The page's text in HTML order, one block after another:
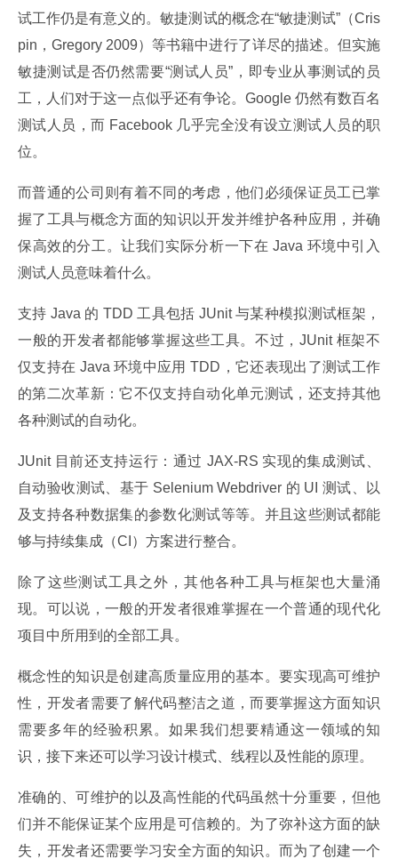
试工作仍是有意义的。敏捷测试的概念在“敏捷测试”（Cris
pin，Gregory 2009）等书籍中进行了详尽的描述。但实施
敏捷测试是否仍然需要“测试人员”，即专业从事测试的员
工，人们对于这一点似乎还有争论。Google 仍然有数百名
测试人员，而 Facebook 几乎完全没有设立测试人员的职
位。
而普通的公司则有着不同的考虑，他们必须保证员工已掌
握了工具与概念方面的知识以开发并维护各种应用，并确
保高效的分工。让我们实际分析一下在 Java 环境中引入
测试人员意味着什么。
支持 Java 的 TDD 工具包括 JUnit 与某种模拟测试框架，
一般的开发者都能够掌握这些工具。不过，JUnit 框架不
仅支持在 Java 环境中应用 TDD，它还表现出了测试工作
的第二次革新：它不仅支持自动化单元测试，还支持其他
各种测试的自动化。
JUnit 目前还支持运行：通过 JAX-RS 实现的集成测试、
自动验收测试、基于 Selenium Webdriver 的 UI 测试、以
及支持各种数据集的参数化测试等等。并且这些测试都能
够与持续集成（CI）方案进行整合。
除了这些测试工具之外，其他各种工具与框架也大量涌
现。可以说，一般的开发者很难掌握在一个普通的现代化
项目中所用到的全部工具。
概念性的知识是创建高质量应用的基本。要实现高可维护
性，开发者需要了解代码整洁之道，而要掌握这方面知识
需要多年的经验积累。如果我们想要精通这一领域的知
识，接下来还可以学习设计模式、线程以及性能的原理。
准确的、可维护的以及高性能的代码虽然十分重要，但他
们并不能保证某个应用是可信赖的。为了弥补这方面的缺
失，开发者还需要学习安全方面的知识。而为了创建一个